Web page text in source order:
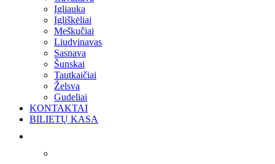
Igliauka
Igliškėliai
Meškučiai
Liudvinavas
Sasnava
Šunskai
Tautkaičiai
Želsva
Gudeliai
KONTAKTAI
BILIETŲ KASA